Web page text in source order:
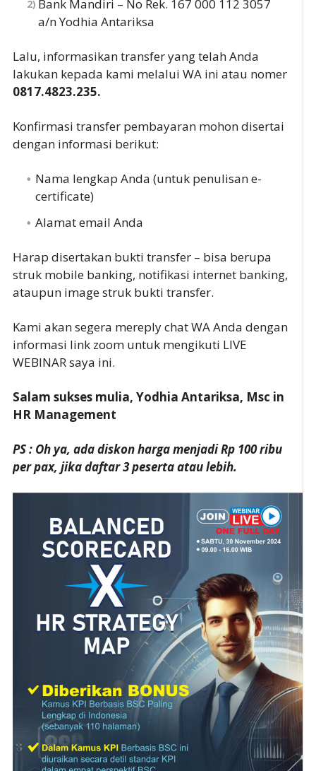
Bank Mandiri – No Rek. 167 000 112 3057
a/n Yodhia Antariksa
Lalu, informasikan transfer yang telah Anda
lakukan kepada kami melalui WA ini atau nomer
0817.4823.235.
Konfirmasi transfer pembayaran mohon disertai
dengan informasi berikut:
Nama lengkap Anda (untuk penulisan e-
certificate)
Alamat email Anda
Harap disertakan bukti transfer – bisa berupa
struk mobile banking, notifikasi internet banking,
ataupun image struk bukti transfer.
Kami akan segera mereply chat WA Anda dengan
informasi link zoom untuk mengikuti LIVE
WEBINAR saya ini.
Salam sukses mulia, Yodhia Antariksa, Msc in
HR Management
PS : Oh ya, ada diskon harga menjadi Rp 100 ribu
per pax, jika daftar 3 peserta atau lebih.